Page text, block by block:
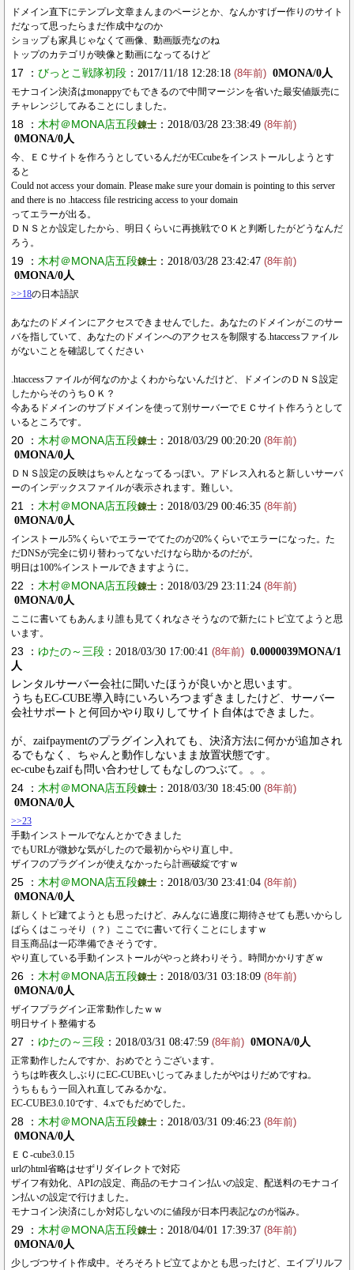
ドメイン直下にテンプレ文章まんまのページとか、なんかすげー作りのサイト
だなって思ったらまだ作成中なのか
ショップも家具じゃなくて画像、動画販売なのね
トップのカテゴリが映像と動画になってるけど
17 ： びっとこ戦隊初段 ：2017/11/18 12:28:18 (8年前) 0MONA/0人
モナコイン決済はmonappyでもできるので中間マージンを省いた最安値販売に
チャレンジしてみることにしました。
18 ： 木村＠MONA店五段錬士 ：2018/03/28 23:38:49 (8年前)
0MONA/0人
今、ＥＣサイトを作ろうとしているんだがECcubeをインストールしようとす
ると
Could not access your domain. Please make sure your domain is pointing to this server
and there is no .htaccess file restricing access to your domain
ってエラーが出る。
ＤＮＳとか設定したから、明日くらいに再挑戦でＯＫと判断したがどうなんだ
ろう。
19 ： 木村＠MONA店五段錬士 ：2018/03/28 23:42:47 (8年前)
0MONA/0人
>>18の日本語訳
あなたのドメインにアクセスできませんでした。あなたのドメインがこのサー
バを指していて、あなたのドメインへのアクセスを制限する.htaccessファイル
がないことを確認してください
.htaccessファイルが何なのかよくわからないんだけど、ドメインのＤＮＳ設定
したからそのうちＯＫ？
今あるドメインのサブドメインを使って別サーバーでＥＣサイト作ろうとして
いるところです。
20 ： 木村＠MONA店五段錬士 ：2018/03/29 00:20:20 (8年前)
0MONA/0人
ＤＮＳ設定の反映はちゃんとなってるっぽい。アドレス入れると新しいサーバ
ーのインデックスファイルが表示されます。難しい。
21 ： 木村＠MONA店五段錬士 ：2018/03/29 00:46:35 (8年前)
0MONA/0人
インストール5%くらいでエラーでてたのが20%くらいでエラーになった。た
だDNSが完全に切り替わってないだけなら助かるのだが。
明日は100%インストールできますように。
22 ： 木村＠MONA店五段錬士 ：2018/03/29 23:11:24 (8年前)
0MONA/0人
ここに書いてもあんまり誰も見てくれなさそうなので新たにトピ立てようと思
います。
23 ： ゆたの～三段 ：2018/03/30 17:00:41 (8年前) 0.0000039MONA/1
人
レンタルサーバー会社に聞いたほうが良いかと思います。
うちもEC-CUBE導入時にいろいろつまずきましたけど、サーバー
会社サポートと何回かやり取りしてサイト自体はできました。
が、zaifpaymentのプラグイン入れても、決済方法に何かが追加され
るでもなく、ちゃんと動作しないまま放置状態です。
ec-cubeもzaifも問い合わせしてもなしのつぶて。。。
24 ： 木村＠MONA店五段錬士 ：2018/03/30 18:45:00 (8年前)
0MONA/0人
>>23
手動インストールでなんとかできました
でもURLが微妙な気がしたので最初からやり直し中。
ザイフのプラグインが使えなかったら計画破綻ですｗ
25 ： 木村＠MONA店五段錬士 ：2018/03/30 23:41:04 (8年前)
0MONA/0人
新しくトピ建てようとも思ったけど、みんなに過度に期待させても悪いからし
ばらくはこっそり（？）ここでに書いて行くことにしますｗ
目玉商品は一応準備できそうです。
やり直している手動インストールがやっと終わりそう。時間かかりすぎｗ
26 ： 木村＠MONA店五段錬士 ：2018/03/31 03:18:09 (8年前)
0MONA/0人
ザイフプラグイン正常動作したｗｗ
明日サイト整備する
27 ： ゆたの～三段 ：2018/03/31 08:47:59 (8年前) 0MONA/0人
正常動作したんですか、おめでとうございます。
うちは昨夜久しぶりにEC-CUBEいじってみましたがやはりだめですね。
うちももう一回入れ直してみるかな。
EC-CUBE3.0.10です、4.xでもだめでした。
28 ： 木村＠MONA店五段錬士 ：2018/03/31 09:46:23 (8年前)
0MONA/0人
ＥＣ-cube3.0.15
urlのhtml省略はせずリダイレクトで対応
ザイフ有効化、APIの設定、商品のモナコイン払いの設定、配送料のモナコイ
ン払いの設定で行けました。
モナコイン決済にしか対応しないのに値段が日本円表記なのが悩み。
29 ： 木村＠MONA店五段錬士 ：2018/04/01 17:39:37 (8年前)
0MONA/0人
少しづつサイト作成中。そろそろトピ立てよかとも思ったけど、エイプリルフ